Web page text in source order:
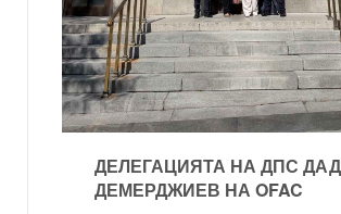
ДЕЛЕГАЦИЯТА НА ДПС
ДЕМЕРДЖИЕВ НА OFAC